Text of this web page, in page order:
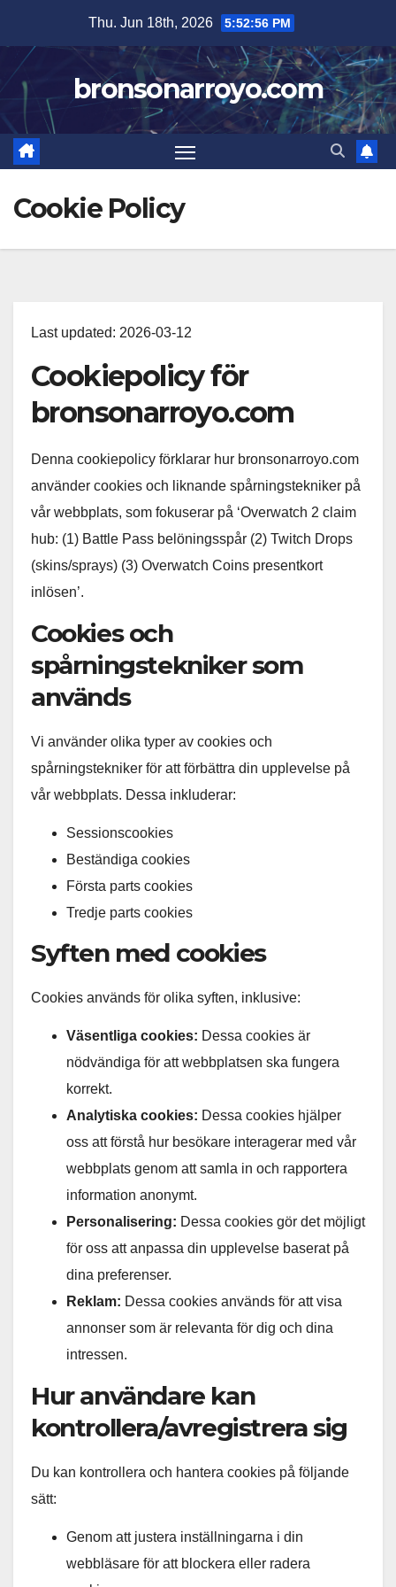
content
Thu. Jun 18th, 2026 5:52:56 PM
bronsonarroyo.com
Cookie Policy
Last updated: 2026-03-12
Cookiepolicy för
bronsonarroyo.com
Denna cookiepolicy förklarar hur bronsonarroyo.com
använder cookies och liknande spårningstekniker på
vår webbplats, som fokuserar på ‘Overwatch 2 claim
hub: (1) Battle Pass belöningsspår (2) Twitch Drops
(skins/sprays) (3) Overwatch Coins presentkort
inlösen’.
Cookies och
spårningstekniker som
används
Vi använder olika typer av cookies och
spårningstekniker för att förbättra din upplevelse på
vår webbplats. Dessa inkluderar:
Sessionscookies
Beständiga cookies
Första parts cookies
Tredje parts cookies
Syften med cookies
Cookies används för olika syften, inklusive:
Väsentliga cookies: Dessa cookies är
nödvändiga för att webbplatsen ska fungera
korrekt.
Analytiska cookies: Dessa cookies hjälper
oss att förstå hur besökare interagerar med vår
webbplats genom att samla in och rapportera
information anonymt.
Personalisering: Dessa cookies gör det möjligt
för oss att anpassa din upplevelse baserat på
dina preferenser.
Reklam: Dessa cookies används för att visa
annonser som är relevanta för dig och dina
intressen.
Hur användare kan
kontrollera/avregistrera sig
Du kan kontrollera och hantera cookies på följande
sätt:
Genom att justera inställningarna i din
webbläsare för att blockera eller radera